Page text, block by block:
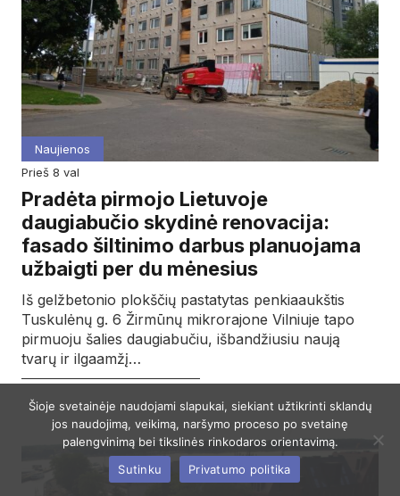
Naujienos
prieš 8 val
Pradėta pirmojo Lietuvoje
daugiabučio skydinė renovacija:
fasado šiltinimo darbus planuojama
užbaigti per du mėnesius
Iš gelžbetonio plokščių pastatytas penkiaaukštis
Tuskulėnų g. 6 Žirmūnų mikrorajone Vilniuje tapo
pirmuoju šalies daugiabučiu, išbandžiusiu naują
tvarų ir ilgaamžį…
Šioje svetainėje naudojami slapukai, siekiant užtikrinti sklandų
jos naudojimą, veikimą, naršymo proceso po svetainę
palengvinimą bei tikslinės rinkodaros orientavimą.
Sutinku
Privatumo politika